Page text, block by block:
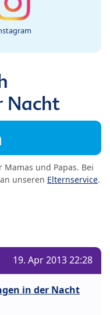
Nacht
und Papas. Bei
unseren Elternservice.
19. Apr 2013 22:28
in der Nacht